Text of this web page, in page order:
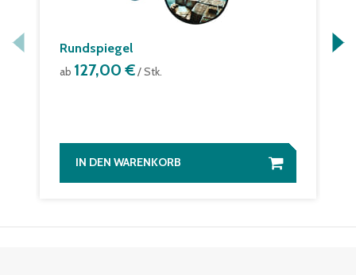
Rundspiegel
ab 127,00 €/ Stk.
IN DEN WARENKORB